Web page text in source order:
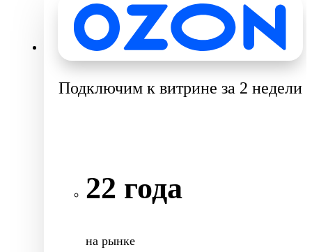
Подключим к витрине за 2 недели
22 года
на рынке